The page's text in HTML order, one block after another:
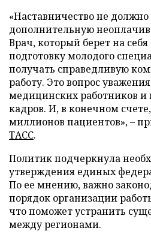
«Наставничество не
дополнительную
Врач, который берет на себя
подготовку молодого
получать справедливую
работу. Это вопрос
медицинских работников и
кадров. И, в конечном
миллионов пациентов», –
ТАСС.
Политик подчеркнула
утверждения единых
По ее мнению, важно
порядок организации
что поможет устранить
между регионами.